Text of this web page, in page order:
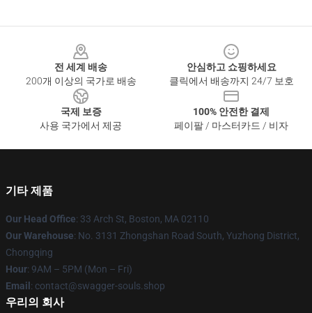
전 세계 배송
200개 이상의 국가로 배송
안심하고 쇼핑하세요
클릭에서 배송까지 24/7 보호
국제 보증
사용 국가에서 제공
100% 안전한 결제
페이팔 / 마스터카드 / 비자
기타 제품
Our Head Office: 33 Arch St, Boston, MA 02110
Our Warehouse: No. 3131 Zhongshan Road South, Yuzhong District,
Chongqing
Hour: 9AM – 5PM (Mon – Fri)
Email : contact@swagger-souls.shop
우리의 회사